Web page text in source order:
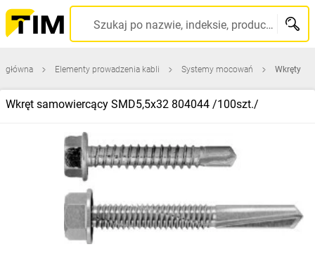
Szukaj po nazwie, indeksie, producencie, kodzie kreskowym...
główna Elementy prowadzenia kabli Systemy mocowań Wkręty
Wkręt samowiercący SMD5,5x32 804044 /100szt./